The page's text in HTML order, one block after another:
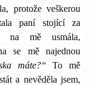
protože veškerou
paní stojící za
na mě usmála,
se mě najednou
máte?“ To mě
a nevěděla jsem,